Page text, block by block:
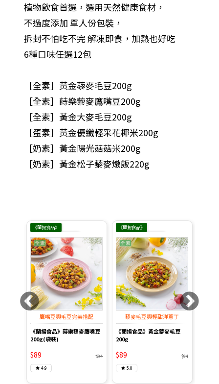
植物飲食首選，選用天然健康食材，
不過度添加 單人份包裝，
拆封不怕吃不完 解凍即食，加熱也好吃
6種口味任選12包
［全素］黃金藜麥毛豆200g
［全素］蒔樂藜麥鷹嘴豆200g
［全素］黃金大麥毛豆200g
［蛋素］黃金優纖輕采花椰米200g
［奶素］黃金陽光菇菇米200g
［奶素］黃金松子藜麥燉飯220g
《蘭揚食品》
品牌館未滿$999 運費
$210
鷹嘴豆與毛豆完美搭配
《蘭揚食品》蒔樂藜麥鷹嘴豆
200g(袋裝)
$89
$94
4.9
《蘭揚食品》
品牌館未滿$999 運費
$210
藜麥毛豆與輕甜洋蔥丁
《蘭揚食品》黃金藜麥毛豆
200g
$89
$94
5.0